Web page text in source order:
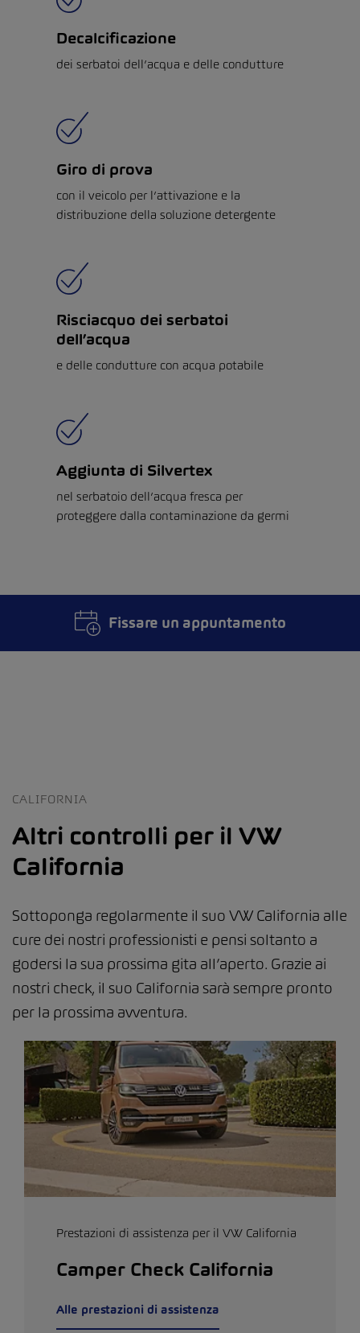
Decalcificazione
dei serbatoi dell’acqua e delle condutture
Giro di prova
con il veicolo per l’attivazione e la
distribuzione della soluzione detergente
Risciacquo dei serbatoi
dell’acqua
e delle condutture con acqua potabile
Aggiunta di Silvertex
nel serbatoio dell’acqua fresca per
proteggere dalla contaminazione da germi
Fissare un appuntamento
CALIFORNIA
Altri controlli per il VW
California
Sottoponga regolarmente il suo VW California alle
cure dei nostri professionisti e pensi soltanto a
godersi la sua prossima gita all’aperto. Grazie ai
nostri check, il suo California sarà sempre pronto
per la prossima avventura.
Prestazioni di assistenza per il VW California
Camper Check California
Alle prestazioni di assistenza